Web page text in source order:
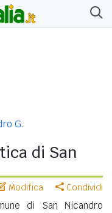
G.
di San
Modifica Condividi
di San Nicandro